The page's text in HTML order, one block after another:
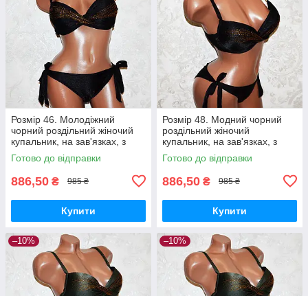
Розмір 46. Молодіжний
чорний роздільний жіночий
купальник, на зав'язках, з
пуш-ап
Готово до відправки
886,50 ₴ 985 ₴
Купити
Розмір 48. Модний чорний
роздільний жіночий
купальник, на зав'язках, з
пуш-ап
Готово до відправки
886,50 ₴ 985 ₴
Купити
–10% –10%